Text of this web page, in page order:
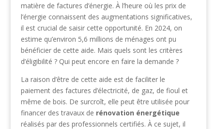
matière de factures d’énergie. À l’heure où les prix de
l’énergie connaissent des augmentations significatives,
il est crucial de saisir cette opportunité. En 2024, on
estime qu’environ 5,6 millions de ménages ont pu
bénéficier de cette aide. Mais quels sont les critères
d’éligibilité ? Qui peut encore en faire la demande ?
La raison d’être de cette aide est de faciliter le
paiement des factures d’électricité, de gaz, de fioul et
même de bois. De surcroît, elle peut être utilisée pour
financer des travaux de rénovation énergétique
réalisés par des professionnels certifiés. À ce sujet, il